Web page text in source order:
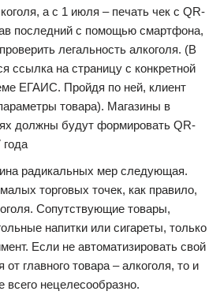
а с 1 июля – печать чек с QR-
последний с помощью смартфона,
легальность алкоголя. (В
ссылка на страницу с конкретной
ЕГАИС. Пройдя по ней, клиент
товара). Магазины в
должны будут формировать QR-
радикальных мер следующая.
торговых точек, как правило,
Сопутствующие товары,
напитки или сигареты, только
Если не автоматизировать свой
от главного товара – алкоголя, то и
всего нецелесообразно.